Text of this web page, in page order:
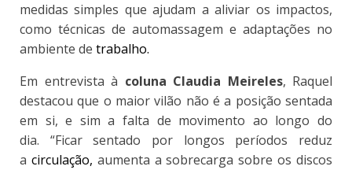
medidas simples que ajudam a aliviar os impactos,
como técnicas de automassagem e adaptações no
ambiente de trabalho.
Em entrevista à coluna Claudia Meireles, Raquel
destacou que o maior vilão não é a posição sentada
em si, e sim a falta de movimento ao longo do
dia. “Ficar sentado por longos períodos reduz
a circulação, aumenta a sobrecarga sobre os discos